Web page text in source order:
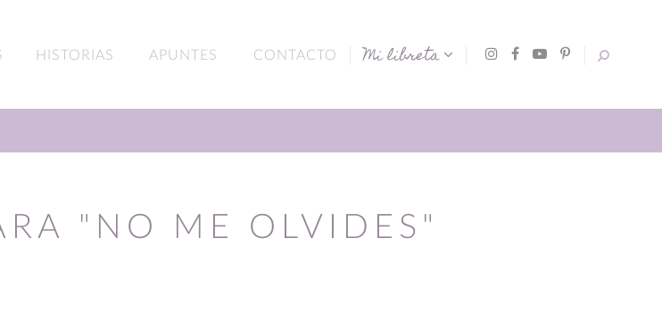
HISTORIAS APUNTES CONTACTO Mi libreta
"NO ME OLVIDES"